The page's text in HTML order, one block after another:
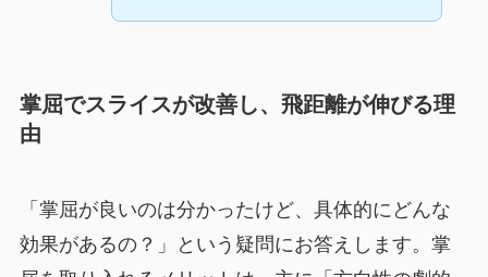
掌屈でスライスが改善し、飛距離が伸びる理
由
「掌屈が良いのは分かったけど、具体的にどんな
効果があるの？」という疑問にお答えします。掌